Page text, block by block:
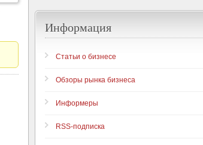
Информация
Статьи о бизнесе
Обзоры рынка бизнеса
Информеры
RSS-подписка